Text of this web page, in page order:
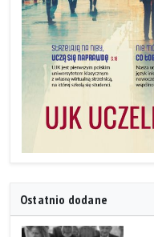
Ostatnio dodane